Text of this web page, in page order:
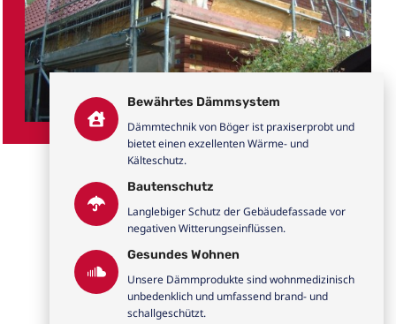
Bewährtes Dämmsystem
Dämmtechnik von Böger ist praxiserprobt und
bietet einen exzellenten Wärme- und
Kälteschutz.
Bautenschutz
Langlebiger Schutz der Gebäudefassade vor
negativen Witterungseinflüssen.
Gesundes Wohnen
Unsere Dämmprodukte sind wohnmedizinisch
unbedenklich und umfassend brand- und
schallgeschützt.